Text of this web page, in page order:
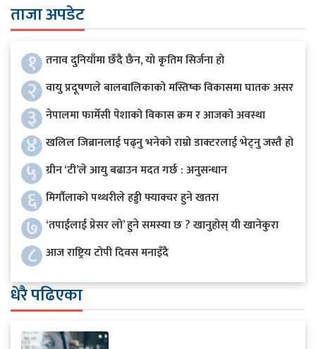
ताजा अपडेट
१ तनाव दुनियाँमा छँदै छैन, यो कृतिम सिर्जना हो
२ वायु प्रदूषणले बालबालिकाको मस्तिष्क विकासमा घातक असर
३ नेपालमा फार्मेसी पेशाको विकास क्रम र आजको अवस्था
४ खलिल जिब्रानलाई पढ्नु भनेको राम्रो डाक्टरलाई भेट्नु जस्तै हो
५ ग्रीन ‘टी’ले आयु बढाउन मदत गर्छ : अनुसन्धान
६ मिर्गौलाको पथ्थरीले हड्डी फ्याक्चर हुने खतरा
७ ‘तपाईलाई प्रेसर लो’ हुने समस्या छ ? खानुहोस् यी खानेकुरा
८ आज राष्ट्रिय टोपी दिवस मनाइँदै
धेरै पढिएका